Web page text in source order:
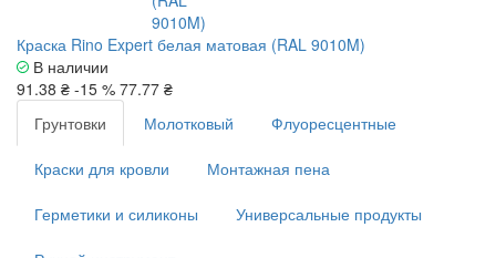
Краска Rino Expert белая матовая (RAL 9010M)
В наличии
91.38 ₴ -15 % 77.77 ₴
Грунтовки
Молотковый Флуоресцентные
Краски для кровли Монтажная пена
Герметики и силиконы Универсальные продукты